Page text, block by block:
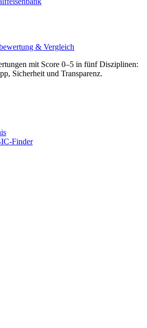
& Vergleich
mit Score 0–5 in fünf Disziplinen:
Sicherheit und Transparenz.
Finder